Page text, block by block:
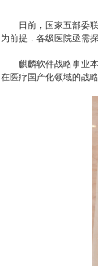
日前，国家五部委
为前提，各级医院亟需
麒麟软件战略事业
在医疗国产化领域的战